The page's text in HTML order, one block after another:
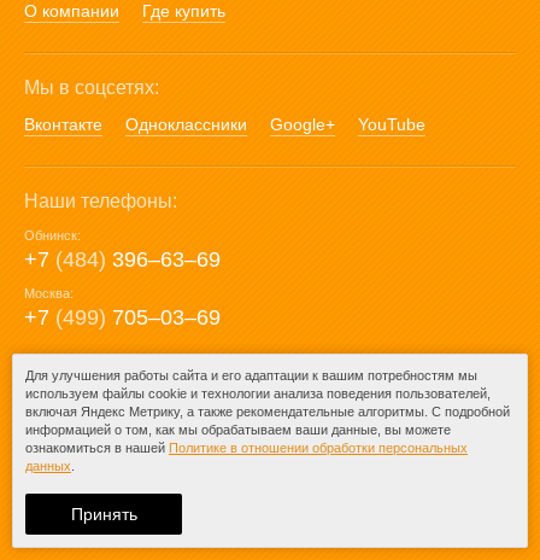
О компании
Где купить
Мы в соцсетях:
Вконтакте Одноклассники Google+ YouTube
Наши телефоны:
Обнинск:
+7 (484) 396‒63‒69
Москва:
+7 (499) 705‒03‒69
E-mail:
mail@posuda40.ru
При любом копировании информации
ссылка на
Для улучшения работы сайта и его адаптации к вашим потребностям мы
используем файлы cookie и технологии анализа поведения пользователей,
включая Яндекс Метрику, а также рекомендательные алгоритмы. С подробной
информацией о том, как мы обрабатываем ваши данные, вы можете
ознакомиться в нашей Политике в отношении обработки персональных
данных
Принять